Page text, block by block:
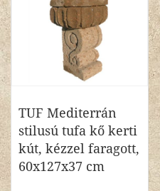
TUF Mediterrán
stilusú tufa kő kerti
kút, kézzel faragott,
60x127x37 cm